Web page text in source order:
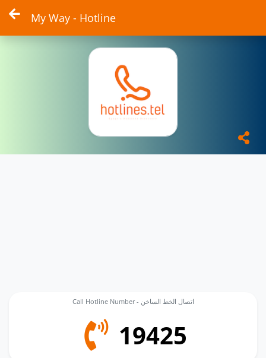
My Way - Hotline
Call Hotline Number - اتصال الخط الساخن
19425